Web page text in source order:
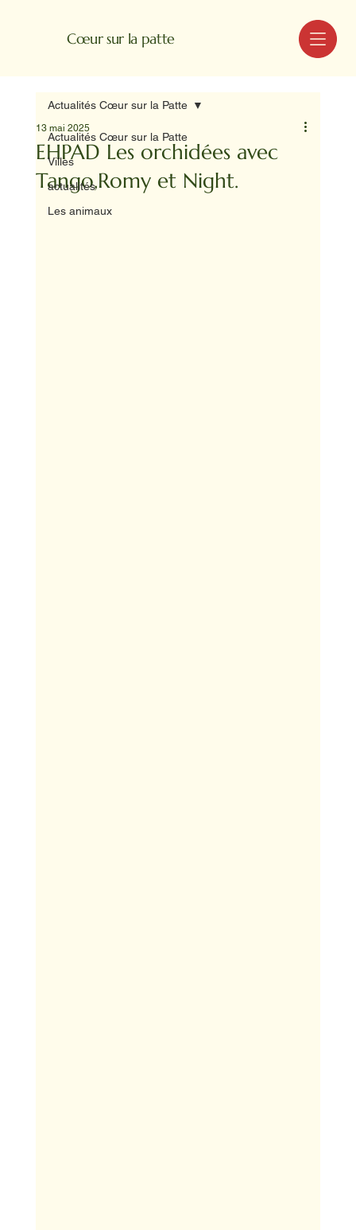
Cœur sur la patte MENU
Actualités Cœur sur la Patte
Villes
actualités
Les animaux
Actualités Cœur sur la Patte
EHPAD Les orchidées avec
Tango,Romy et Night.
13 mai 2025